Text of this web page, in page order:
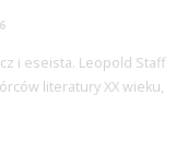
i eseista. Leopold Staff
literatury XX wieku,